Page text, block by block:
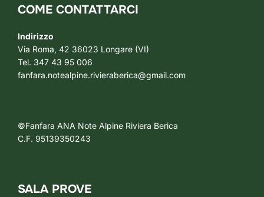
COME CONTATTARCI
Indirizzo
Via Roma, 42 36023 Longare (VI)
Tel. 347 43 95 006
fanfara.notealpine.rivieraberica@gmail.com
©Fanfara ANA Note Alpine Riviera Berica
C.F. 95139350243
SALA PROVE